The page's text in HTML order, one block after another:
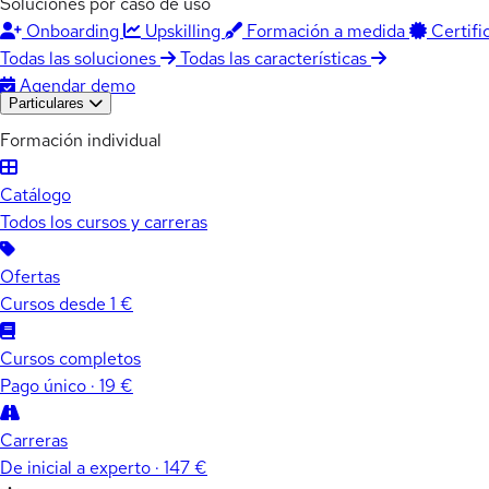
Onboarding
Upskilling Formación a medida
Todas las soluciones
Todas las características
Agendar demo
Particulares
Formación individual
Catálogo
Todos los cursos y carreras
Ofertas
Cursos desde 1 €
Cursos completos
Pago único · 19 €
Carreras
De inicial a experto · 147 €